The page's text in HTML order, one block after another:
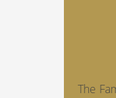
The